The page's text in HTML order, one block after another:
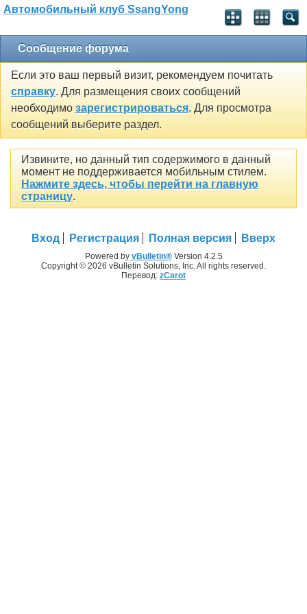
Автомобильный клуб SsangYong
Сообщение форума
Если это ваш первый визит, рекомендуем почитать
справку. Для размещения своих сообщений
необходимо зарегистрироваться. Для просмотра
сообщений выберите раздел.
Извините, но данный тип содержимого в данный
момент не поддерживается мобильным стилем.
Нажмите здесь, чтобы перейти на главную
страницу.
Вход Регистрация Полная версия Вверх
Powered by vBulletin®Version 4.2.5
Copyright © 2026 vBulletin Solutions, Inc. All rights reserved.
Перевод: zCarot